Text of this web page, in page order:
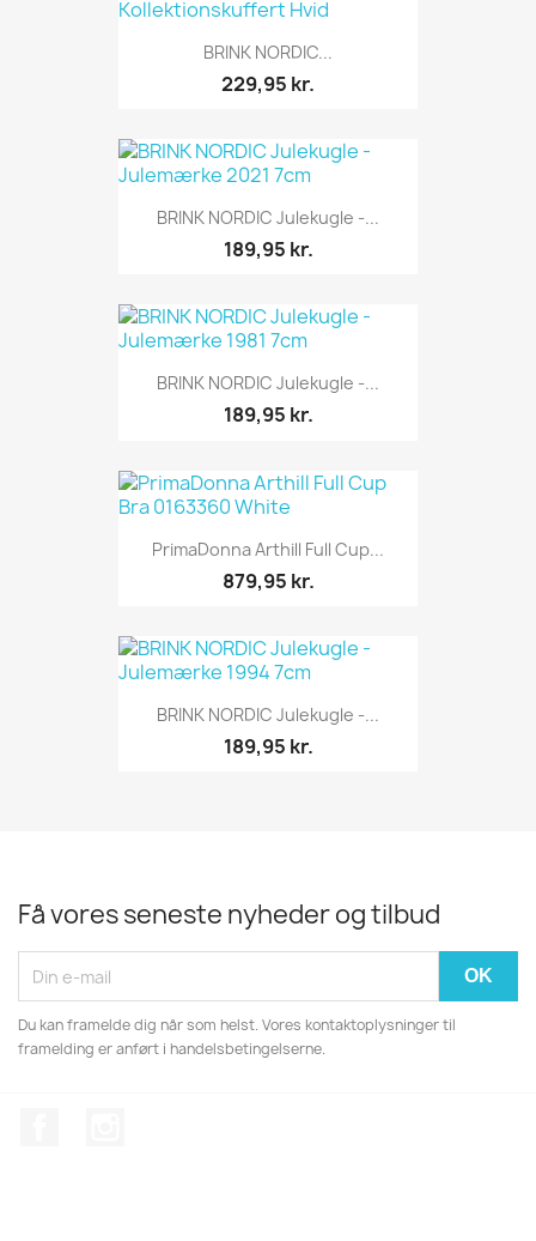
BRINK NORDIC...
229,95 kr.
BRINK NORDIC Julekugle -...
189,95 kr.
BRINK NORDIC Julekugle -...
189,95 kr.
PrimaDonna Arthill Full Cup...
879,95 kr.
BRINK NORDIC Julekugle -...
189,95 kr.
Få vores seneste nyheder og tilbud
Du kan framelde dig når som helst. Vores kontaktoplysninger til
framelding er anført i handelsbetingelserne.